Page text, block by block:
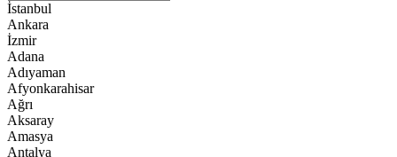
İstanbul
Ankara
İzmir
Adana
Adıyaman
Afyonkarahisar
Ağrı
Aksaray
Amasya
Antalya